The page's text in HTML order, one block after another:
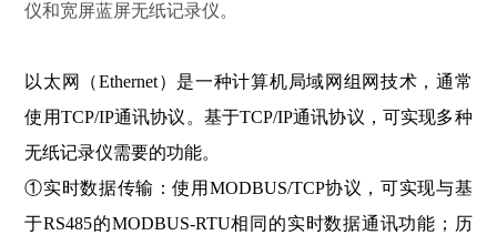
仪和宽屏蓝屏无纸记录仪。
以太网（Ethernet）是一种计算机局域网组网技术，通常
使用TCP/IP通讯协议。基于TCP/IP通讯协议，可实现多种
无纸记录仪需要的功能。
①实时数据传输：使用MODBUS/TCP协议，可实现与基
于RS485的MODBUS-RTU相同的实时数据通讯功能；历